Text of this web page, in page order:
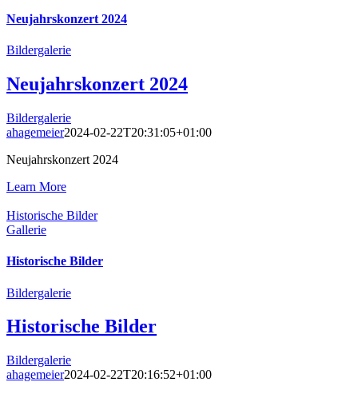
Neujahrskonzert 2024
Bildergalerie
Neujahrskonzert 2024
Bildergalerie
ahagemeier2024-02-22T20:31:05+01:00
Neujahrskonzert 2024
Learn More
Historische Bilder
Gallerie
Historische Bilder
Bildergalerie
Historische Bilder
Bildergalerie
ahagemeier2024-02-22T20:16:52+01:00